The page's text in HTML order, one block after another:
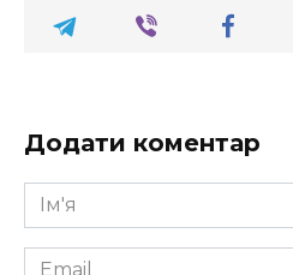
Додати коментар
Ім'я
*
Email